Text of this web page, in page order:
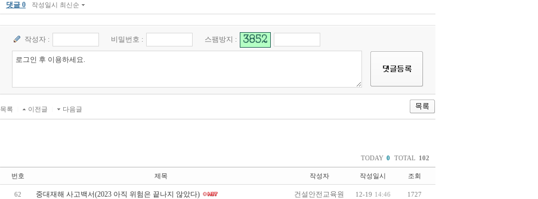
댓글 0 작성일시 최신순
작성자 : 비밀번호 : 스팸방지 :
목록 이전글 다음글
TODAY 0 TOTAL 102
번호 제목 작성자 작성일시 조회
62 중대재해 사고백서(2023 아직 위험은 끝나지 않았다) 건설안전교육원 12-19 14:46 1727